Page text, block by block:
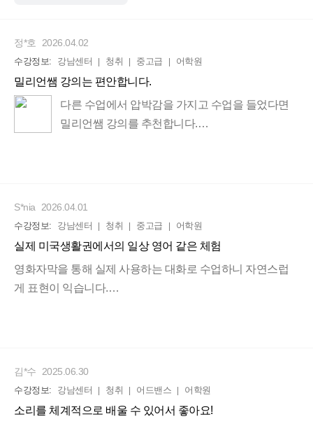
정*호 2026.04.02
수강정보: 강남센터 청취 중고급 어학원
밀리언쌤 강의는 편안합니다.
다른 수업에서 압박감을 가지고 수업을 들었다면
밀리언쌤 강의를 추천합니다.
그 만큼 복습의 양도 많아진다는 점이 빡세게 느껴
지기도 합니다.
수업을 꾸준히 듣다보면 미드나 영화에서 들리는
게 하나,둘씩 늘어가서 진척이 됨을 느낄 수 있습니
S*nia 2026.04.01
수강정보: 강남센터 청취 중고급 어학원
실제 미국생활권에서의 일상 영어 같은 체험
영화자막을 통해 실제 사용하는 대화로 수업하니 자연스럽
게 표현이 익습니다.
김*수 2025.06.30
수강정보: 강남센터 청취 어드밴스 어학원
소리를 체계적으로 배울 수 있어서 좋아요!